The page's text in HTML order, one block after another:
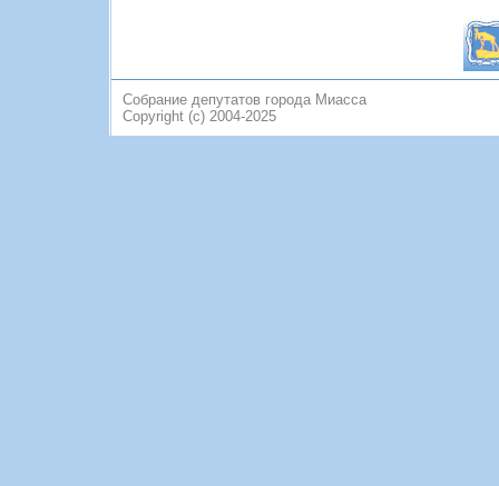
Собрание депутатов города Миасса
Copyright (c) 2004-2025